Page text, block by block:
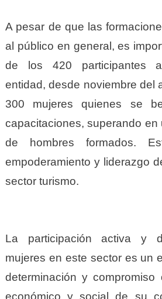
A pesar de que las
al público en general, es
de los 420 participantes
entidad, desde noviembre del
300 mujeres quienes se
capacitaciones, superando
de hombres formados.
empoderamiento y liderazgo
sector turismo.
La participación activa y
mujeres en este sector es un
determinación y compromiso
económico y social de su